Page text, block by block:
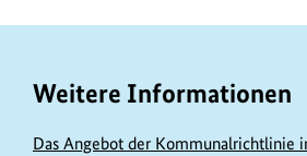
Weitere Informationen
Das Angebot der Kommunalrichtlinie